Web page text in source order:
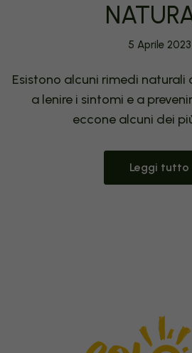
5 Aprile 2023
Esistono alcuni rimedi naturali
a lenire i sintomi e a
eccone alcuni dei
Leggi tutto